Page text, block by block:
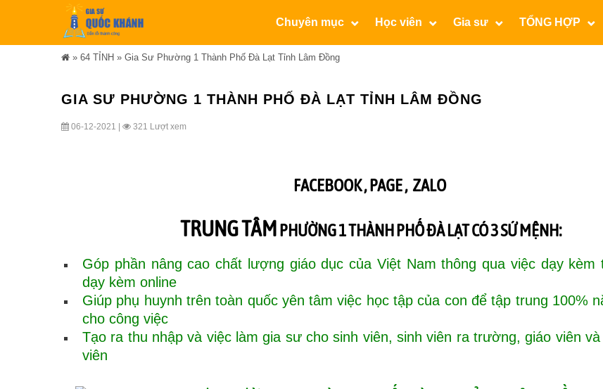
Chuyên mục Học viên Gia sư TỔNG HỢP
» 64 TỈNH » Gia Sư Phường 1 Thành Phố Đà Lạt Tỉnh Lâm Đồng
GIA SƯ PHƯỜNG 1 THÀNH PHỐ ĐÀ LẠT TỈNH LÂM ĐỒNG
06-12-2021 | 321 Lượt xem
FACEBOOK ,PAGE,ZALO
TRUNG TÂMPHƯỜNG 1 THÀNH PHỐ ĐÀ LẠT CÓ 3 SỨ MỆNH:
Góp phần nâng cao chất lượng giáo dục của Việt Nam thông qua việc dạy kèm
dạy kèm online
Giúp phụ huynh trên toàn quốc yên tâm việc học tập của con để tập trung 100%
cho công việc
Tạo ra thu nhập và việc làm gia sư cho sinh viên, sinh viên ra trường, giáo viên và
viên